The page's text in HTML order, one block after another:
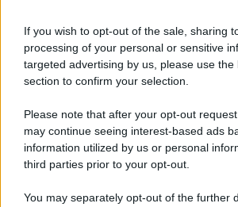
If you wish to opt-out of the sale, sharing
processing of your personal or sensitive
targeted advertising by us, please use the
section to confirm your selection.
Please note that after your opt-out
may continue seeing interest-based ads
information utilized by us or personal
third parties prior to your opt-out.
You may separately opt-out of the further